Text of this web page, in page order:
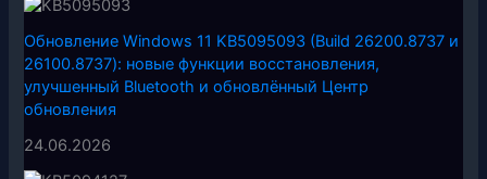
Обновление Windows 11 KB5095093 (Build 26200.8737 и
26100.8737): новые функции восстановления,
улучшенный Bluetooth и обновлённый Центр
обновления
24.06.2026